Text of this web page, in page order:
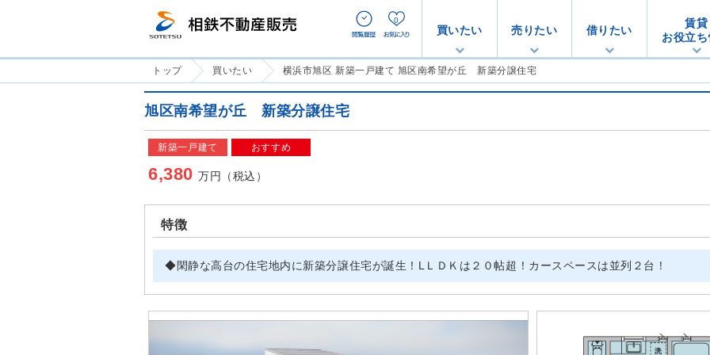
買いたい 売りたい 借りたい
賃貸
お役立
0
トップ 買いたい 横浜市旭区 新築一戸建て 旭区南希望が丘 新築分譲住宅
旭区南希望が丘 新築分譲住宅
新築一戸建て おすすめ
6,380万円（税込）
特徴
◆閑静な高台の住宅地内に新築分譲住宅が誕生！LＬＤＫは２０帖超！カースペースは並列２台！